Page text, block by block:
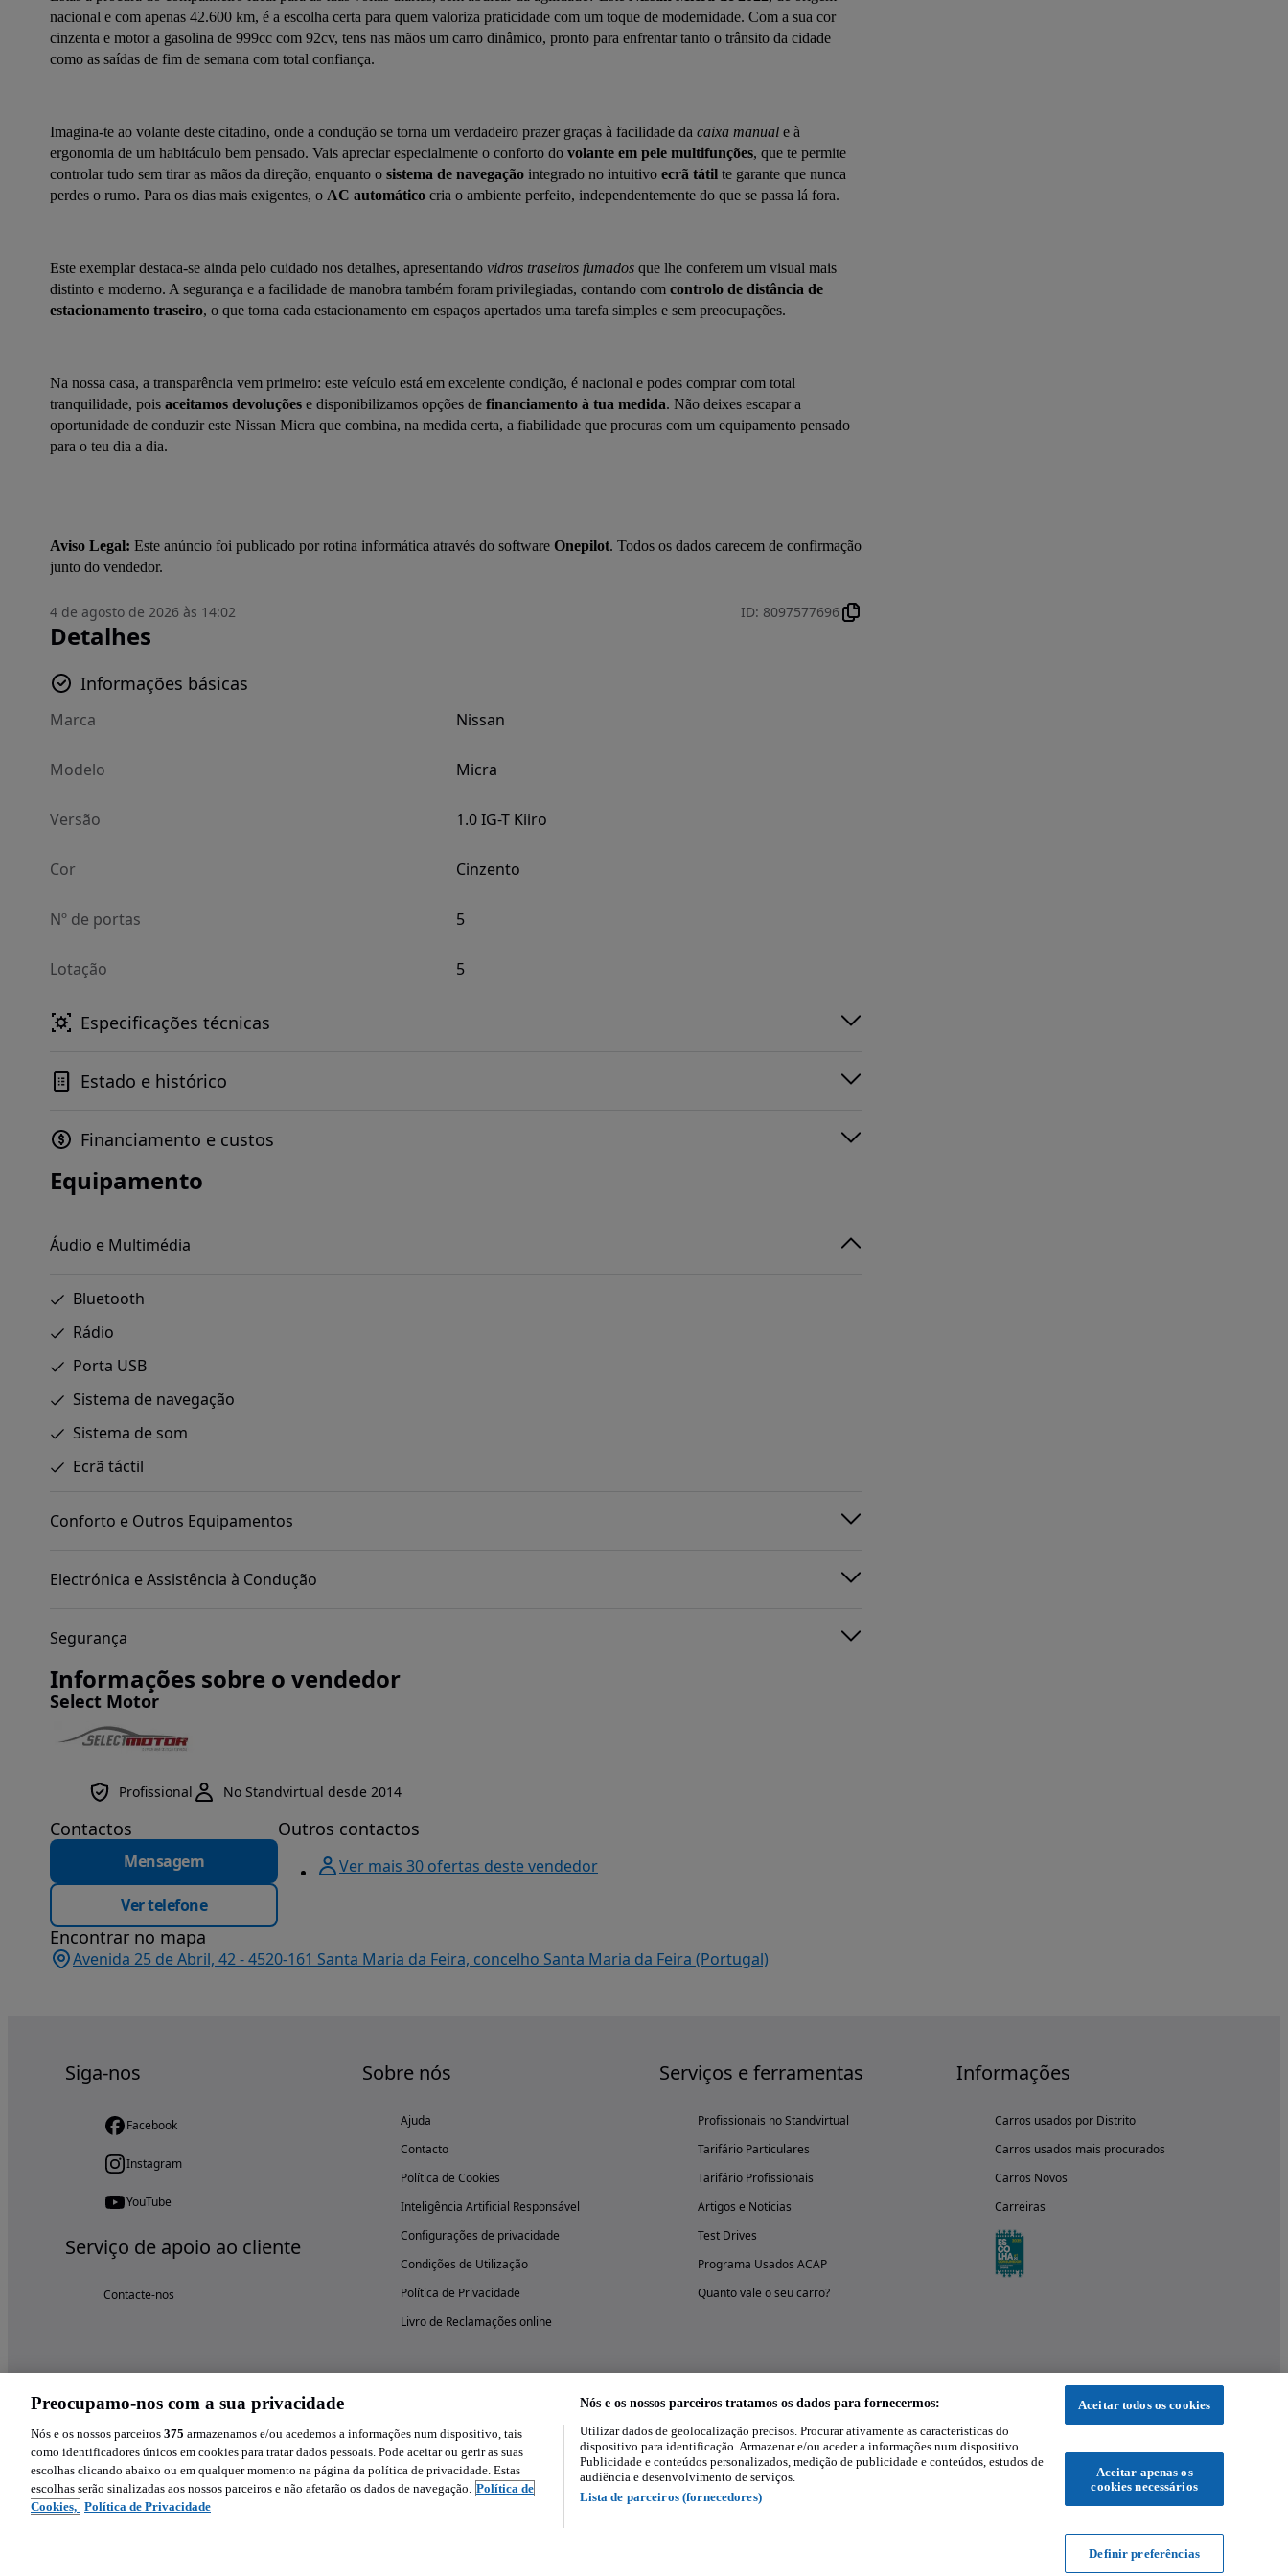
nacional e com apenas 42.600 km, é a escolha certa para quem valoriza praticidade com um toque de modernidade. Com a sua cor
cinzenta e motor a gasolina de 999cc com 92cv, tens nas mãos um carro dinâmico, pronto para enfrentar tanto o trânsito da cidade
como as saídas de fim de semana com total confiança.
Imagina-te ao volante deste citadino, onde a condução se torna um verdadeiro prazer graças à facilidade da caixa manual e à
ergonomia de um habitáculo bem pensado. Vais apreciar especialmente o conforto do volante em pele multifunções, que te permite
controlar tudo sem tirar as mãos da direção, enquanto o sistema de navegação integrado no intuitivo ecrã tátil te garante que nunca
perdes o rumo. Para os dias mais exigentes, o AC automático cria o ambiente perfeito, independentemente do que se passa lá fora.
Este exemplar destaca-se ainda pelo cuidado nos detalhes, apresentando vidros traseiros fumados que lhe conferem um visual mais
distinto e moderno. A segurança e a facilidade de manobra também foram privilegiadas, contando com controlo de distância de
estacionamento traseiro, o que torna cada estacionamento em espaços apertados uma tarefa simples e sem preocupações.
Na nossa casa, a transparência vem primeiro: este veículo está em excelente condição, é nacional e podes comprar com total
tranquilidade, pois aceitamos devoluções e disponibilizamos opções de financiamento à tua medida. Não deixes escapar a
oportunidade de conduzir este Nissan Micra que combina, na medida certa, a fiabilidade que procuras com um equipamento pensado
para o teu dia a dia.
Aviso Legal: Este anúncio foi publicado por rotina informática através do software Onepilot. Todos os dados carecem de confirmação
junto do vendedor.
4 de agosto de 2026 às 14:02 ID: 8097577696
Detalhes
Informações básicas
Marca Nissan
Modelo Micra
Versão 1.0 IG-T Kiiro
Cor Cinzento
Nº de portas 5
Lotação 5
Especificações técnicas
Estado e histórico
Financiamento e custos
Equipamento
Áudio e Multimédia
Bluetooth
Rádio
Porta USB
Sistema de navegação
Sistema de som
Ecrã táctil
Conforto e Outros Equipamentos
Electrónica e Assistência à Condução
Segurança
Informações sobre o vendedor
Select Motor
Profissional No Standvirtual desde 2014
Contactos
Mensagem
Ver telefone
Outros contactos
Ver mais 30 ofertas deste vendedor
Encontrar no mapa
Avenida 25 de Abril, 42 - 4520-161 Santa Maria da Feira, concelho Santa Maria da Feira (Portugal)
Siga-nos
Facebook
Instagram
YouTube
Serviço de apoio ao cliente
Contacte-nos
Sobre nós
Ajuda
Contacto
Política de Cookies
Inteligência Artificial Responsável
Configurações de privacidade
Condições de Utilização
Política de Privacidade
Livro de Reclamações online
Serviços e ferramentas
Profissionais no Standvirtual
Tarifário Particulares
Tarifário Profissionais
Artigos e Notícias
Test Drives
Programa Usados ACAP
Quanto vale o seu carro?
Informações
Carros usados por Distrito
Carros usados mais procurados
Carros Novos
Carreiras
Experimenta a aplicação
Preocupamo-nos com a sua privacidade
Nós e os nossos parceiros 375 armazenamos e/ou acedemos a informações num dispositivo, tais
como identificadores únicos em cookies para tratar dados pessoais. Pode aceitar ou gerir as suas
escolhas clicando abaixo ou em qualquer momento na página da política de privacidade. Estas
escolhas serão sinalizadas aos nossos parceiros e não afetarão os dados de navegação. Política de
Cookies, Política de Privacidade
Nós e os nossos parceiros tratamos os dados para fornecermos:
Utilizar dados de geolocalização precisos. Procurar ativamente as características do
dispositivo para identificação. Armazenar e/ou aceder a informações num dispositivo.
Publicidade e conteúdos personalizados, medição de publicidade e conteúdos, estudos de
audiência e desenvolvimento de serviços.
Lista de parceiros (fornecedores)
Aceitar todos os cookies
Aceitar apenas os
cookies necessários
Definir preferências